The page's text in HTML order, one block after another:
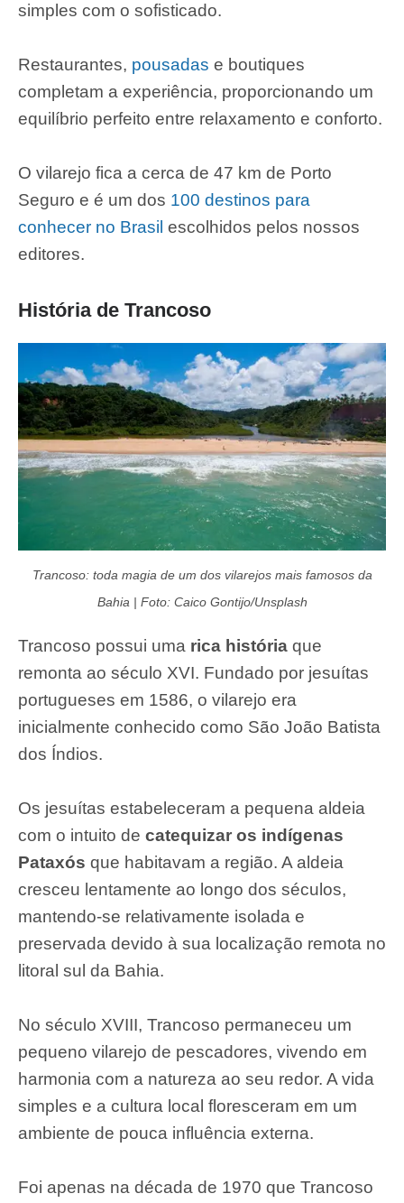
simples com o sofisticado.
Restaurantes, pousadas e boutiques
completam a experiência, proporcionando um
equilíbrio perfeito entre relaxamento e conforto.
O vilarejo fica a cerca de 47 km de Porto
Seguro e é um dos 100 destinos para
conhecer no Brasil escolhidos pelos nossos
editores.
História de Trancoso
Trancoso: toda magia de um dos vilarejos mais famosos da
Bahia | Foto: Caico Gontijo/Unsplash
Trancoso possui uma rica história que
remonta ao século XVI. Fundado por jesuítas
portugueses em 1586, o vilarejo era
inicialmente conhecido como São João Batista
dos Índios.
Os jesuítas estabeleceram a pequena aldeia
com o intuito de catequizar os indígenas
Pataxós que habitavam a região. A aldeia
cresceu lentamente ao longo dos séculos,
mantendo-se relativamente isolada e
preservada devido à sua localização remota no
litoral sul da Bahia.
No século XVIII, Trancoso permaneceu um
pequeno vilarejo de pescadores, vivendo em
harmonia com a natureza ao seu redor. A vida
simples e a cultura local floresceram em um
ambiente de pouca influência externa.
Foi apenas na década de 1970 que Trancoso